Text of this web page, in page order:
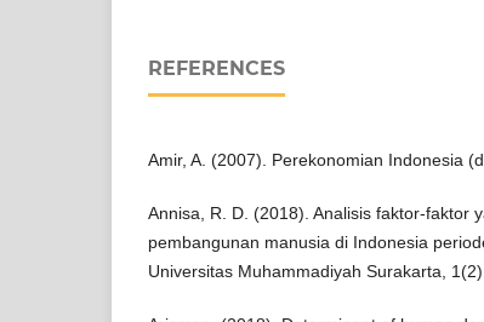
REFERENCES
Amir, A. (2007). Perekonomian Indonesia
Annisa, R. D. (2018). Analisis faktor-faktor
pembangunan manusia di Indonesia
Universitas Muhammadiyah Surakarta, 1(2).